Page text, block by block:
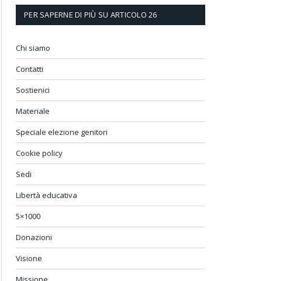
PER SAPERNE DI PIÙ SU ARTICOLO 26
Chi siamo
Contatti
Sostienici
Materiale
Speciale elezione genitori
Cookie policy
Sedi
Libertà educativa
5×1000
Donazioni
Visione